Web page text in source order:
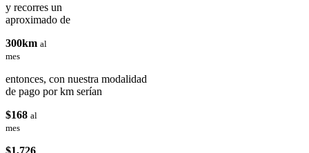
y recorres un
aproximado de
300km al
mes
entonces, con nuestra modalidad
de pago por km serían
$168 al
mes
$1,726